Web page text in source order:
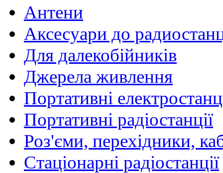
Антени
Аксесуари до
Для далекобійників
Джерела живлення
Портативні
Портативні радіостанції
Роз'єми, перехідники,
Стаціонарні радіостанції